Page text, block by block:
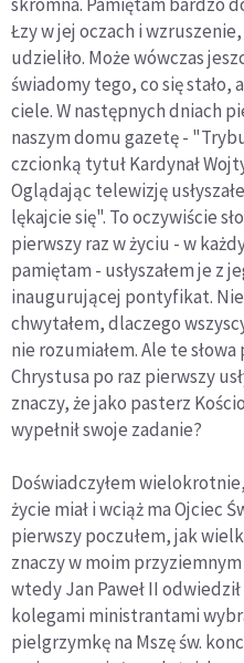
Łzy w jej oczach i
udzieliło. Może wówczas
świadomy tego, co się stało,
ciele. W następnych dniach
naszym domu gazetę -
czcionką tytuł Kardynał
Oglądając telewizję
lękajcie się". To oczywiście
pierwszy raz w życiu - w
pamiętam - usłyszałem je z
inaugurującej pontyfikat.
chwytałem, dlaczego
nie rozumiałem. Ale te słowa
Chrystusa po raz pierwszy
znaczy, że jako pasterz
wypełnił swoje zadanie?
Doświadczyłem
życie miał i wciąż ma Ojciec
pierwszy poczułem, jak
znaczy w moim przyziemnym
wtedy Jan Paweł II
kolegami ministrantami
pielgrzymkę na Mszę św.